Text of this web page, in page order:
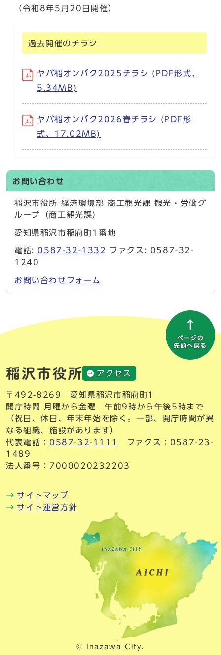
（令和8年5月20日開催）
過去開催のチラシ
ヤバ稲オンパク2025チラシ (PDF形式、
5.34MB)
ヤバ稲オンパク2026春チラシ (PDF形
式、17.02MB)
お問い合わせ
稲沢市役所 経済環境部 商工観光課 観光・労働グ
ループ（商工観光課）
愛知県稲沢市稲府町1番地
電話: 0587-32-1332
ファクス: 0587-32-
1240
お問い合わせフォーム
ページの
先頭へ戻る
アクセス
〒492-8269 愛知県稲沢市稲府町1
開庁時間 月曜から金曜 午前9時から午後5時まで
（祝日、休日、年末年始を除く。一部、開庁時間が異
なる組織、施設があります）
代表電話： 0587-32-1111
ファクス：0587-23-
1489
法人番号：7000020232203
サイトマップ
サイト運営方針
© Inazawa City.